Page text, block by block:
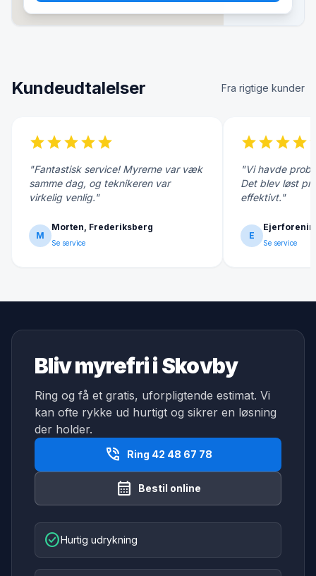
Kundeudtalelser Fra rigtige kunder
starstarstarstarstar
"Fantastisk service! Myrerne var væk
samme dag, og teknikeren var
virkelig venlig."
M
Morten, Frederiksberg
Se service
starstarstarstar
"Vi havde
Det blev løst
effektivt."
E
Se service
Bliv myrefri i Skovby
Ring og få et gratis, uforpligtende estimat. Vi
kan ofte rykke ud hurtigt og sikrer en løsning
der holder.
phone_in_talk Ring 42 48 67 78
calendar_month Bestil online
check_circleHurtig udrykning